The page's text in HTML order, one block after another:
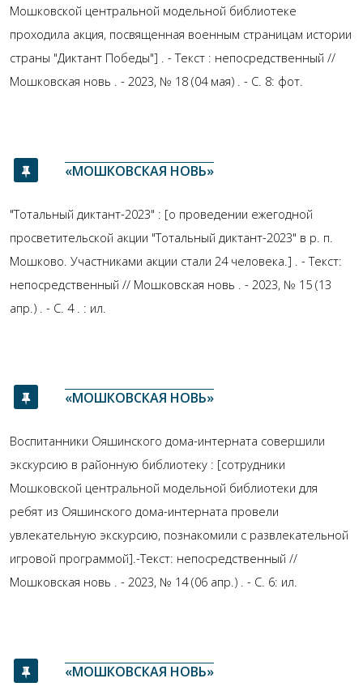
Мошковской центральной модельной библиотеке
проходила акция, посвященная военным страницам истории
страны "Диктант Победы"] . - Текст : непосредственный //
Мошковская новь . - 2023, № 18 (04 мая) . - С. 8: фот.
«МОШКОВСКАЯ НОВЬ»
"Тотальный диктант-2023" : [о проведении ежегодной
просветительской акции "Тотальный диктант-2023" в р. п.
Мошково. Участниками акции стали 24 человека.] . - Текст:
непосредственный // Мошковская новь . - 2023, № 15 (13
апр.) . - С. 4 . : ил.
«МОШКОВСКАЯ НОВЬ»
Воспитанники Ояшинского дома-интерната совершили
экскурсию в районную библиотеку : [сотрудники
Мошковской центральной модельной библиотеки для
ребят из Ояшинского дома-интерната провели
увлекательную экскурсию, познакомили с развлекательной
игровой программой].-Текст: непосредственный //
Мошковская новь . - 2023, № 14 (06 апр.) . - С. 6: ил.
«МОШКОВСКАЯ НОВЬ»